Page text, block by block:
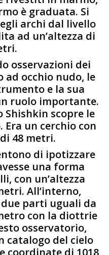
è graduata. Si
archi dal livello
ad un’altezza di
osservazioni dei
ad occhio nudo, le
e la sua
ruolo importante.
Shishkin scopre le
Era un cerchio con
48 metri.
di ipotizzare
una forma
con un’altezza
All’interno,
parti uguali da
con la diottrie
osservatorio,
catalogo del cielo
coordinate di 1018